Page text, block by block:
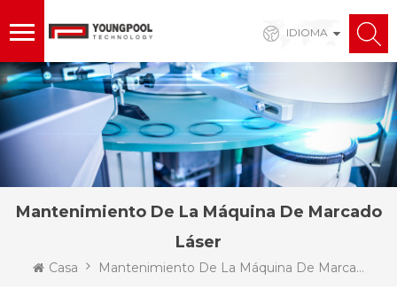
IDIOMA
Mantenimiento De La Máquina De Marcado
Láser
Casa Mantenimiento De La Máquina De Marcado Láser